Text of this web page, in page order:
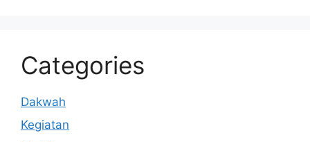
Categories
Dakwah
Kegiatan